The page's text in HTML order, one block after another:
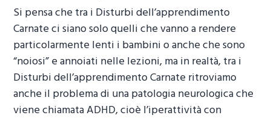
Si pensa che tra i Disturbi dell’apprendimento
Carnateci siano solo quelli che vanno a rendere
particolarmente lenti i bambini o anche che sono
“noiosi” e annoiati nelle lezioni, ma in realtà, tra i
Disturbi dell’apprendimento Carnateritroviamo
anche il problema di una patologia neurologica che
viene chiamata ADHD, cioè l’iperattività con